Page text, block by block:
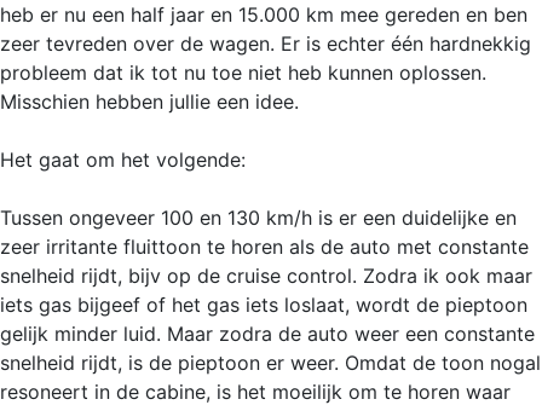
heb er nu een half jaar en 15.000 km mee gereden en ben
zeer tevreden over de wagen. Er is echter één hardnekkig
probleem dat ik tot nu toe niet heb kunnen oplossen.
Misschien hebben jullie een idee.
Het gaat om het volgende:
Tussen ongeveer 100 en 130 km/h is er een duidelijke en
zeer irritante fluittoon te horen als de auto met constante
snelheid rijdt, bijv op de cruise control. Zodra ik ook maar
iets gas bijgeef of het gas iets loslaat, wordt de pieptoon
gelijk minder luid. Maar zodra de auto weer een constante
snelheid rijdt, is de pieptoon er weer. Omdat de toon nogal
resoneert in de cabine, is het moeilijk om te horen waar